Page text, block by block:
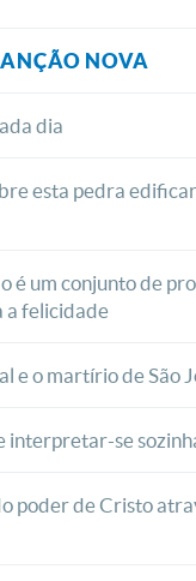
NOVA
dia
esta pedra
é um conjunto de
a felicidade
e o martírio de São
interpretar-se
poder de Cristo